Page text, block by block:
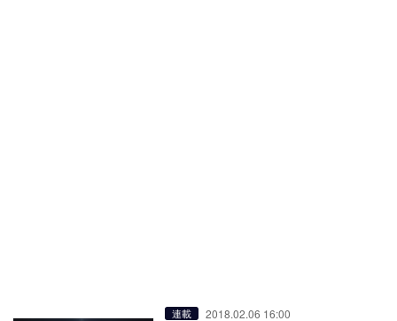
連載 2018.02.06 16:00